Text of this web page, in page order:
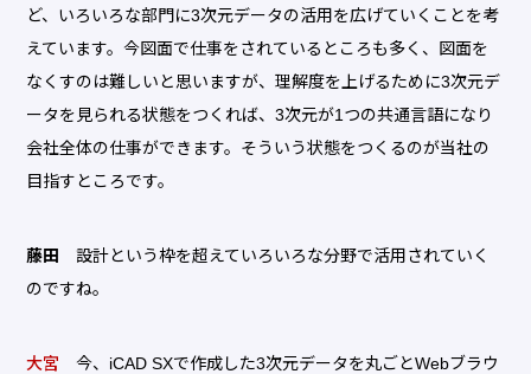
ど、いろいろな部門に3次元データの活用を広げていくことを考
えています。今図面で仕事をされているところも多く、図面を
なくすのは難しいと思いますが、理解度を上げるために3次元デ
ータを見られる状態をつくれば、3次元が1つの共通言語になり
会社全体の仕事ができます。そういう状態をつくるのが当社の
目指すところです。
藤田 設計という枠を超えていろいろな分野で活用されていく
のですね。
大宮 今、iCAD SXで作成した3次元データを丸ごとWebブラウ